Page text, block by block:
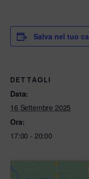
Salva nel tuo
DETTAGLI
Data:
16 Settembre 2025
Ora:
17:00 - 20:00